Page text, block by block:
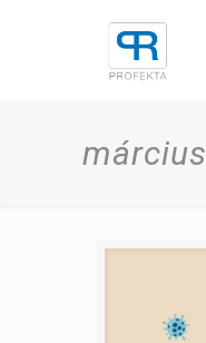
március